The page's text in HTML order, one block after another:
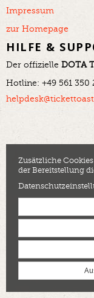
Impressum
zur Homepage
HILFE &
Der offizielle DOTA
Hotline: +49 561 350
Zusätzliche
der Bereitstellung